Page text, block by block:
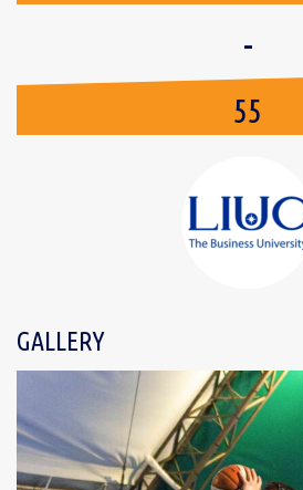
-
55
GALLERY